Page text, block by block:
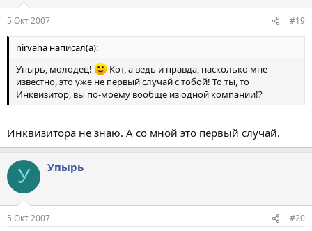
5 Окт 2007 #19
nirvana написал(а):
Упырь, молодец!
Кот, а ведь и правда, насколько мне
известно, это уже не первый случай с тобой! То ты, то
Инквизитор, вы по-моему вообще из одной компании!?
Инквизитора не знаю. А со мной это первый случай.
У Упырь
5 Окт 2007 #20